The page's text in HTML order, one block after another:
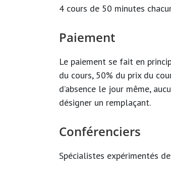
4 cours de 50 minutes
Paiement
Le paiement se fait en
du cours, 50% du prix du
d’absence le jour même,
désigner un remplaçant.
Conférenciers
Spécialistes expérimentés